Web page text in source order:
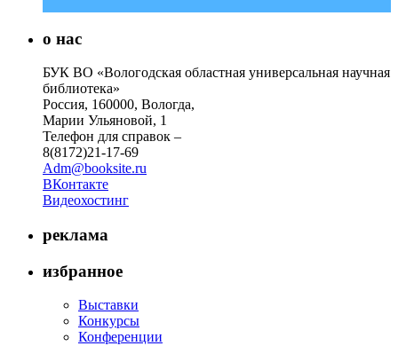
о нас
БУК ВО «Вологодская областная универсальная научная
библиотека»
Россия, 160000, Вологда,
Марии Ульяновой, 1
Телефон для справок –
8(8172)21-17-69
Adm@booksite.ru
ВКонтакте
Видеохостинг
реклама
избранное
Выставки
Конкурсы
Конференции